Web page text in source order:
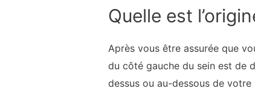
Quelle est
Après vous être assurée que
du côté gauche du sein est de
dessus ou au-dessous de votre